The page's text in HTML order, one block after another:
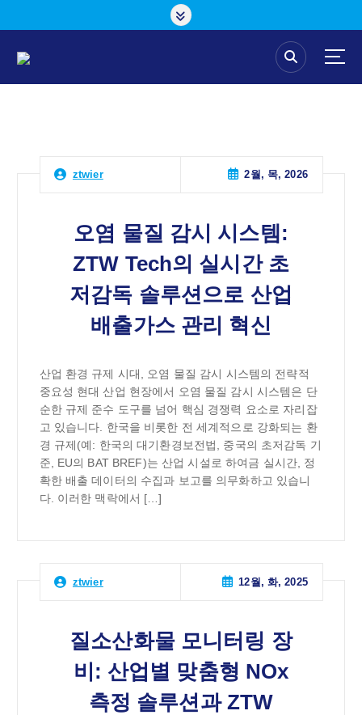
ztwier 2월, 목, 2026
오염 물질 감시 시스템:
ZTW Tech의 실시간 초
저감독 솔루션으로 산업
배출가스 관리 혁신
산업 환경 규제 시대, 오염 물질 감시 시스템의 전략적
중요성 현대 산업 현장에서 오염 물질 감시 시스템은 단
순한 규제 준수 도구를 넘어 핵심 경쟁력 요소로 자리잡
고 있습니다. 한국을 비롯한 전 세계적으로 강화되는 환
경 규제(예: 한국의 대기환경보전법, 중국의 초저감독 기
준, EU의 BAT BREF)는 산업 시설로 하여금 실시간, 정
확한 배출 데이터의 수집과 보고를 의무화하고 있습니
다. 이러한 맥락에서 […]
ztwier 12월, 화, 2025
질소산화물 모니터링 장
비: 산업별 맞춤형 NOx
측정 솔루션과 ZTW